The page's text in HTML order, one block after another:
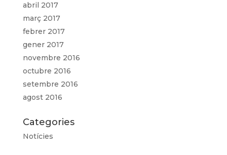
abril 2017
març 2017
febrer 2017
gener 2017
novembre 2016
octubre 2016
setembre 2016
agost 2016
Categories
Notícies